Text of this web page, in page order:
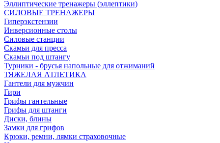
Эллиптические тренажеры (эллептики)
СИЛОВЫЕ ТРЕНАЖЕРЫ
Гиперэкстензии
Инверсионные столы
Силовые станции
Скамьи для пресса
Скамьи под штангу
Турники - брусья напольные для отжиманий
ТЯЖЕЛАЯ АТЛЕТИКА
Гантели для мужчин
Гири
Грифы гантельные
Грифы для штанги
Диски, блины
Замки для грифов
Крюки, ремни, лямки страховочные